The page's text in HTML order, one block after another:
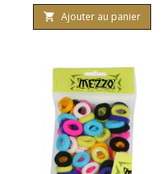
 Ajouter au panier